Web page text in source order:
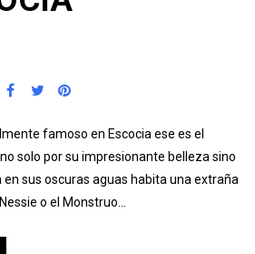
famoso en Escocia ese es el
solo por su impresionante belleza sino
sus oscuras aguas habita una extraña
o el Monstruo…